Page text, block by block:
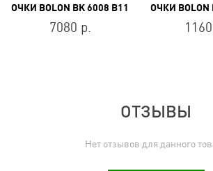
ОЧКИ BOLON BK 6008 B11
7080 р.
ОЧКИ BOLON
ОТЗЫВЫ
Нет отзывов для данного